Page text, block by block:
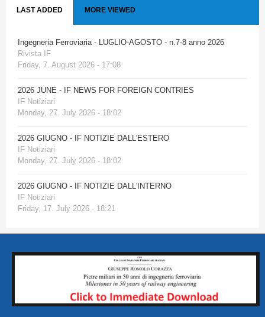
LAST ADDED MORE VIEWED
Ingegneria Ferroviaria - LUGLIO-AGOSTO - n.7-8 anno 2026
Rivista IF
Friday, 7. August 2026 - 17:08
2026 JUNE - IF NEWS FOR FOREIGN CONTRIES
IF Notiziari
Monday, 27. July 2026 - 18:02
2026 GIUGNO - IF NOTIZIE DALL'ESTERO
IF Notiziari
Monday, 27. July 2026 - 18:02
2026 GIUGNO - IF NOTIZIE DALL'INTERNO
IF Notiziari
Friday, 17. July 2026 - 18:21